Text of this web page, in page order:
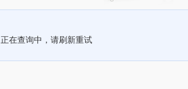
正在查询中，请刷新重试